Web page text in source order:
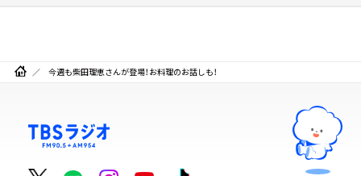
今週も柴田理恵さんが登場！お料理のお話しも！